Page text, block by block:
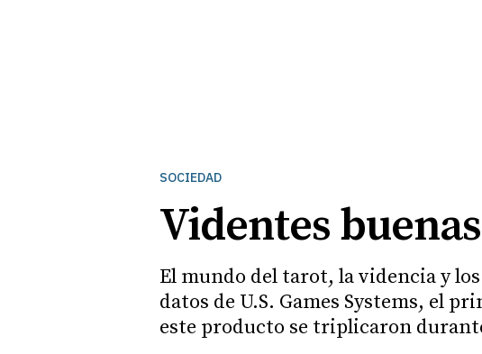
SOCIEDAD
Videntes
El mundo del tarot, la videncia y
datos de U.S. Games Systems, el
este producto se triplicaron